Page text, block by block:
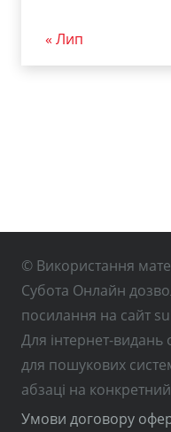
« Лип
© Використання
Субота Онлайн
посилання на сайт
Для інтернет-видань
для пошукових
абзаці на
Умови договору